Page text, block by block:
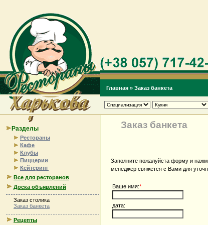
Главная » Заказ банкета
Разделы
Рестораны
Кафе
Клубы
Пиццерии
Кейтеринг
Все для ресторанов
Доска объявлений
Заказ столика
Заказ банкета
Рецепты
Заказ банкета
Заполните пожалуйста форму и
менеджер свяжется с Вами для
Ваше имя:*
дата: